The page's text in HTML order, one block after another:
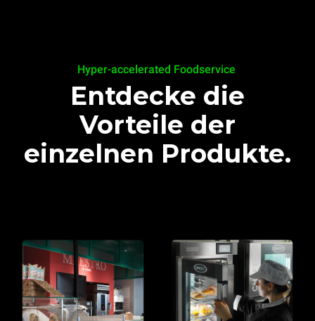
Hyper-accelerated Foodservice
Entdecke die
Vorteile der
einzelnen Produkte.